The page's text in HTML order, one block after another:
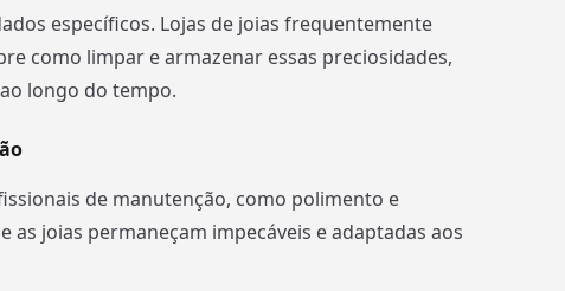
específicos. Lojas de joias frequentemente
como limpar e armazenar essas preciosidades,
longo do tempo.
de manutenção, como polimento e
as joias permaneçam impecáveis e adaptadas aos